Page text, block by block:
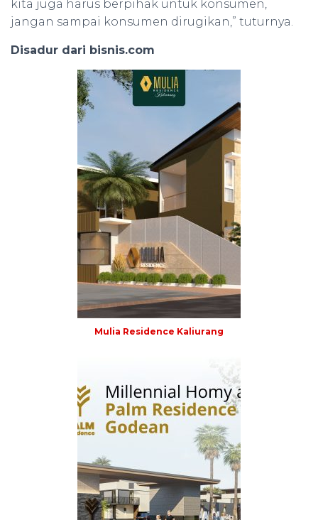
kita juga harus berpihak untuk konsumen,
jangan sampai konsumen dirugikan,” tuturnya.
Disadur dari bisnis.com
Mulia Residence Kaliurang